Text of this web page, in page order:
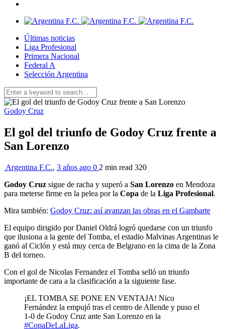
Últimas noticias
Liga Profesional
Primera Nacional
Federal A
Selección Argentina
Godoy Cruz
El gol del triunfo de Godoy Cruz frente a
San Lorenzo
Argentina F.C., 3 años ago 0 2 min read 320
Godoy Cruz sigue de racha y superó a San Lorenzo en Mendoza
para meterse firme en la pelea por la Copa de la Liga Profesional.
Mira también: Godoy Cruz: así avanzan las obras en el Gambarte
El equipo dirigido por Daniel Oldrá logró quedarse con un triunfo
que ilusiona a la gente del Tomba, el estadio Malvinas Argentinas le
ganó al Ciclón y está muy cerca de Belgrano en la cima de la Zona
B del torneo.
Con el gol de Nicolas Fernandez el Tomba selló un triunfo
importante de cara a la clasificación a la siguiente fase.
¡EL TOMBA SE PONE EN VENTAJA! Nico
Fernández la empujó tras el centro de Allende y puso el
1-0 de Godoy Cruz ante San Lorenzo en la
#CopaDeLaLiga.